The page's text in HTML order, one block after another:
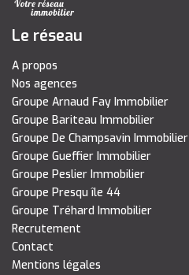
Le réseau
A propos
Nos agences
Groupe Arnaud Fay Immobilier
Groupe Bariteau Immobilier
Groupe De Champsavin Immobilier
Groupe Gueffier Immobilier
Groupe Peslier Immobilier
Groupe Presqu île 44
Groupe Tréhard Immobilier
Recrutement
Contact
Mentions légales